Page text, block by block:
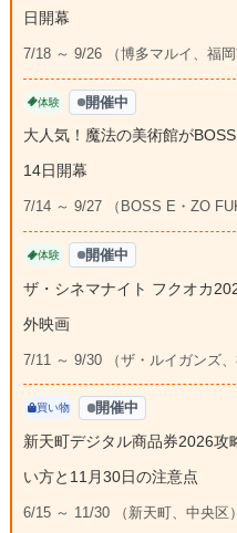
日開幕
7/18 ～ 9/26 （博多マルイ、福岡
体験 開催中
大人気！魔法の美術館が
14日開幕
7/14 ～ 9/27 （BOSS E・ZO
体験 開催中
ザ・シネマナイト フクオカ
外映画
7/11 ～ 9/30 （ザ・ルイガンズ、
買い物 開催中
新天町デジタル商品券2026攻
い方と11月30日の注意点
6/15 ～ 11/30 （新天町、中央区）